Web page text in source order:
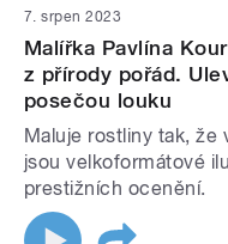
7. srpen 2023
Malířka Pavlína
z přírody pořád.
posečou louku
Maluje rostliny tak, že
jsou velkoformátové
prestižních ocenění.